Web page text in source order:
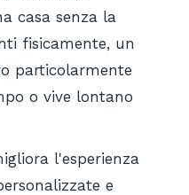
casa senza la
fisicamente, un
particolarmente
o vive lontano
l'esperienza
e